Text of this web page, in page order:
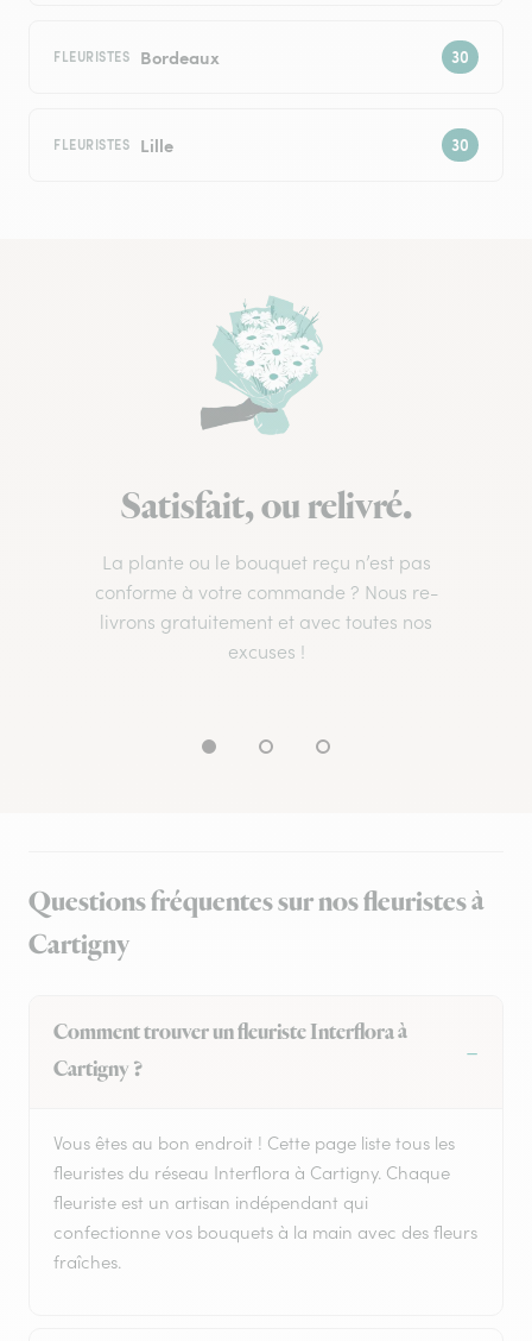
FLEURISTES Bordeaux
FLEURISTES Lille
Satisfait, ou relivré.
La plante ou le bouquet reçu n’est pas
conforme à votre commande ? Nous re-
livrons gratuitement et avec toutes nos
excuses !
Questions fréquentes sur nos fleuristes à
Cartigny
Comment trouver un fleuriste Interflora à
Cartigny ?
Vous êtes au bon endroit ! Cette page liste tous les
fleuristes du réseau Interflora à Cartigny. Chaque
fleuriste est un artisan indépendant qui
confectionne vos bouquets à la main avec des fleurs
fraîches.